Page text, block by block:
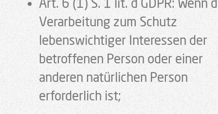
Art. 6 (1) S. 1 lit. d GDPR: Wenn
Verarbeitung zum Schutz
lebenswichtiger Interessen der
betroffenen Person oder einer
anderen natürlichen Person
erforderlich ist;